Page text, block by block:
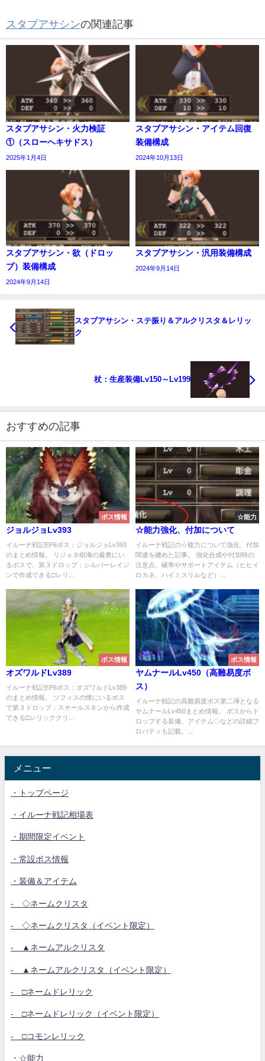
スタブアサシンの関連記事
スタブアサシン・火力検証
①（スローヘキサドス）
2025年1月4日
スタブアサシン・アイテム回復
装備構成
2024年10月13日
スタブアサシン・欲（ドロッ
プ）装備構成
2024年9月14日
スタブアサシン・汎用装備構成
2024年9月14日
スタブアサシン・ステ振り＆アルクリスタ＆レリッ
ク
杖：生産装備Lv150～Lv199
おすすめの記事
ボス情報
ジョルジョLv393
イルーナ戦記EP6ボス：ジョルジョLv393
のまとめ情報。 リジェネ樹海の最奥にい
るボスで、第３ドロップ：シルバーレイジ
ンで作成できる□レリ...
☆能力
☆能力強化、付加について
イルーナ戦記の☆能力について強化、付加
関連を纏めた記事。 強化合成や付加時の
注意点、確率やサポートアイテム（ヒヒイ
ロカネ、ハイミスリルなど）...
ボス情報
オズワルドLv389
イルーナ戦記EP6ボス：オズワルドLv389
のまとめ情報。 ソフィスの懐にいるボス
で第３ドロップ：スチールスキンから作成
できる□レリッククリ...
ボス情報
ヤムナールLv450（高難易度ボ
ス）
イルーナ戦記の高難易度ボス第二弾となる
ヤムナールLv450まとめ情報。 ボスからド
ロップする装備、アイテム◇などの詳細プ
ロパティも記載。...
メニュー
・トップページ
・イルーナ戦記相場表
・期間限定イベント
・常設ボス情報
・装備＆アイテム
- ◇ネームクリスタ
- ◇ネームクリスタ（イベント限定）
- ▲ネームアルクリスタ
- ▲ネームアルクリスタ（イベント限定）
- □ネームドレリック
- □ネームドレリック（イベント限定）
- □コモンレリック
・☆能力